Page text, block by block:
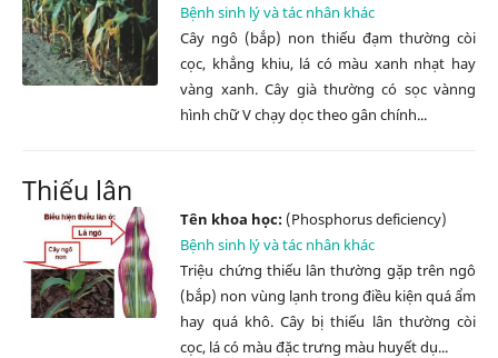
Bệnh sinh lý và tác nhân khác
Cây ngô (bắp) non thiếu đạm thường còi
cọc, khẳng khiu, lá có màu xanh nhạt hay
vàng xanh. Cây già thường có sọc vànng
hình chữ V chạy dọc theo gân chính...
Thiếu lân
Tên khoa học: (Phosphorus deficiency)
Bệnh sinh lý và tác nhân khác
Triệu chứng thiếu lân thường gặp trên ngô
(bắp) non vùng lạnh trong điều kiện quá ẩm
hay quá khô. Cây bị thiếu lân thường còi
cọc, lá có màu đặc trưng màu huyết dụ...